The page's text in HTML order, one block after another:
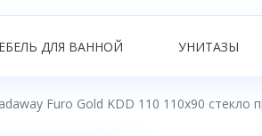
Показать все результаты
ДЛЯ ВАННОЙ УНИТАЗЫ
Furo Gold KDD 110 110x90 стекло